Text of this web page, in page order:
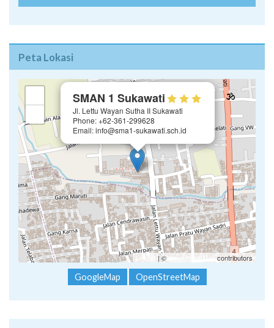
Peta Lokasi
SMAN 1 Sukawati
Jl. Lettu Wayan Sutha II Sukawati
Phone: +62-361-299628
Email: info@sma1-sukawati.sch.id
Leaflet | ©OpenStreetMap contributors
GoogleMap OpenStreetMap